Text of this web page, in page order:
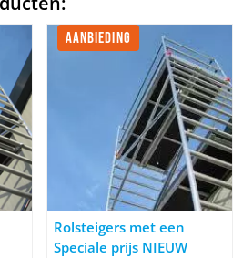
Kopen?
AANBIEDING
Afbeelding Rolsteigers met
Rolsteigers met een
Speciale prijs NIEUW